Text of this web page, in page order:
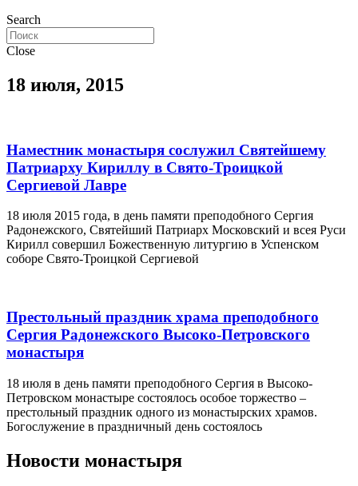
Search
Close
18 июля, 2015
Наместник монастыря сослужил Святейшему
Патриарху Кириллу в Свято-Троицкой
Сергиевой Лавре
18 июля 2015 года, в день памяти преподобного Сергия
Радонежского, Святейший Патриарх Московский и всея Руси
Кирилл совершил Божественную литургию в Успенском
соборе Свято-Троицкой Сергиевой
Престольный праздник храма преподобного
Сергия Радонежского Высоко-Петровского
монастыря
18 июля в день памяти преподобного Сергия в Высоко-
Петровском монастыре состоялось особое торжество –
престольный праздник одного из монастырских храмов.
Богослужение в праздничный день состоялось
Новости монастыря